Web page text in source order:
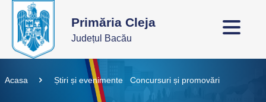
Primăria Cleja
Județul Bacău
Acasa Știri și evenimente Concursuri și promovări